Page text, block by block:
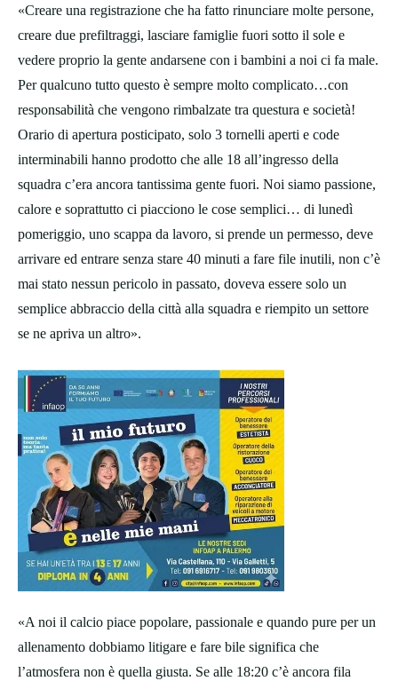
«Creare una registrazione che ha fatto rinunciare molte persone,
creare due prefiltraggi, lasciare famiglie fuori sotto il sole e
vedere proprio la gente andarsene con i bambini a noi ci fa male.
Per qualcuno tutto questo è sempre molto complicato…con
responsabilità che vengono rimbalzate tra questura e società!
Orario di apertura posticipato, solo 3 tornelli aperti e code
interminabili hanno prodotto che alle 18 all’ingresso della
squadra c’era ancora tantissima gente fuori. Noi siamo passione,
calore e soprattutto ci piacciono le cose semplici… di lunedì
pomeriggio, uno scappa da lavoro, si prende un permesso, deve
arrivare ed entrare senza stare 40 minuti a fare file inutili, non c’è
mai stato nessun pericolo in passato, doveva essere solo un
semplice abbraccio della città alla squadra e riempito un settore
se ne apriva un altro».
«A noi il calcio piace popolare, passionale e quando pure per un
allenamento dobbiamo litigare e fare bile significa che
l’atmosfera non è quella giusta. Se alle 18:20 c’è ancora fila